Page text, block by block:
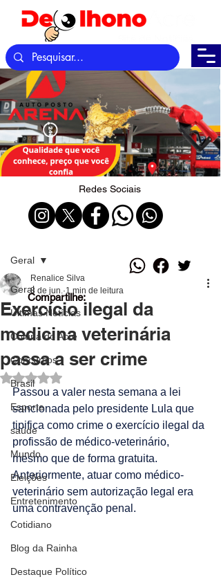
Redes Sociais
Geral
Últimas Notícias
Coluna do Acre
Concursos
Brasil
Esporte
saúde
Mundo
Eleições
Entretenimento
Cotidiano
Blog da Rainha
Destaque Político
Geral
Exercício ilegal da
medicina veterinária
passa a ser crime
Renalice Silva
8 de jun. 1 min de leitura
Avaliado com NaN de 5 estrelas.
Passou a valer nesta semana a lei
sancionada pelo presidente Lula que
tipifica como crime o exercício ilegal da
profissão de médico-veterinário,
mesmo que de forma gratuita.
Anteriormente, atuar como médico-
veterinário sem autorização legal era
uma contravenção penal.
Compartilhe: